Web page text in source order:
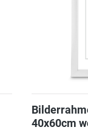
40x60cm